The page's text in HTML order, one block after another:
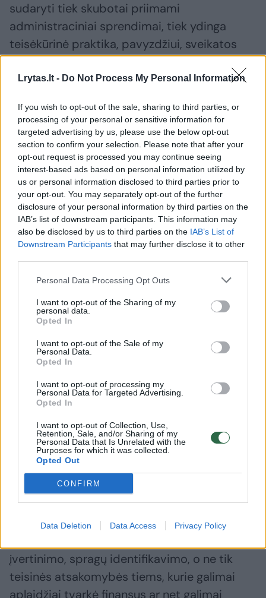
Lrytas.lt - Do Not Process My Personal Information
If you wish to opt-out of the sale, sharing to third parties, or
processing of your personal or sensitive information for
targeted advertising by us, please use the below opt-out
section to confirm your selection. Please note that after your
opt-out request is processed you may continue seeing
interest-based ads based on personal information utilized by
us or personal information disclosed to third parties prior to
your opt-out. You may separately opt-out of the further
disclosure of your personal information by third parties on the
IAB’s list of downstream participants. This information may
also be disclosed by us to third parties on the IAB’s List of
Downstream Participants that may further disclose it to other
Personal Data Processing Opt Outs
I want to opt-out of the Sharing of my
personal data.
Opted In
I want to opt-out of the Sale of my
Personal Data.
Opted In
I want to opt-out of processing my
Personal Data for Targeted Advertising.
Opted In
I want to opt-out of Collection, Use,
Retention, Sale, and/or Sharing of my
Personal Data that Is Unrelated with the
Purposes for which it was collected.
Opted Out
CONFIRM
Data Deletion Data Access Privacy Policy
sudaryti tiek skubotai priimami
administraciniai sprendimai, tiek ydinga
teisėkūrinė praktika, pavyzdžiui, sveikatos
nepriklausomai nuo suteiktų paslaugų kiekio,
priemonių pirkimai ar Labdaros ir paramos
įstatymo pakeitimai, išimties tvarka suteikę
fiziniams asmenims, kurie tiesiogiai dalyvauja
likviduojant ekstremaliąją situaciją, paramos
gavėjo statusą.
Susiję straipsniai
Ekspertai prakalbo, kad
reikalavimas dėvėti kaukes
nuo pat pradžių
Neringa
„Manau, kad visi esame suinteresuoti, jog
pandemijos valdymo spragos nepasikartotų,
įvertinimo, spragų identifikavimo, o ne tik
teisinės atsakomybės tiems, kurie galimai
aplaidžiai tvarkė finansus ar net galimai